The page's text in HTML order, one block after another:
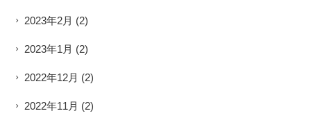
2023年2月 (2)
2023年1月 (2)
2022年12月 (2)
2022年11月 (2)